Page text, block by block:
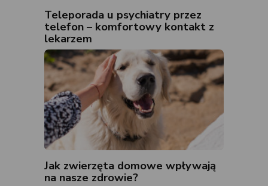
Teleporada u psychiatry przez
telefon – komfortowy kontakt z
lekarzem
Jak zwierzęta domowe wpływają
na nasze zdrowie?